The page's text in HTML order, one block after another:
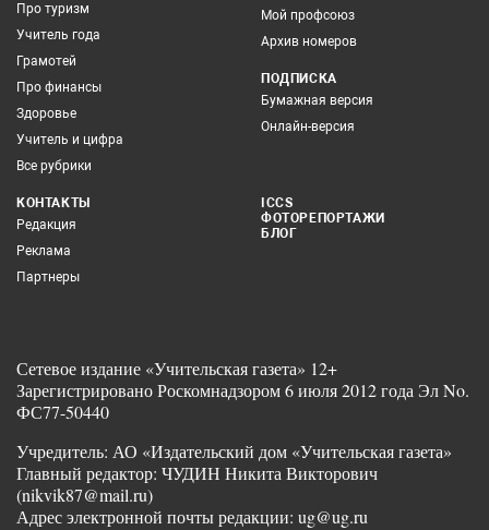
Про туризм
Учитель года
Грамотей
Про финансы
Здоровье
Учитель и цифра
Все рубрики
Мой профсоюз
Архив номеров
ПОДПИСКА
Бумажная версия
Онлайн-версия
КОНТАКТЫ
Редакция
Реклама
Партнеры
ICCS
ФОТОРЕПОРТАЖИ
БЛОГ
Сетевое издание «Учительская газета» 12+
Зарегистрировано Роскомнадзором 6 июля 2012 года Эл No.
ФС77-50440
Учредитель: АО «Издательский дом «Учительская газета»
Главный редактор: ЧУДИН Никита Викторович
(nikvik87@mail.ru)
Адрес электронной почты редакции: ug@ug.ru